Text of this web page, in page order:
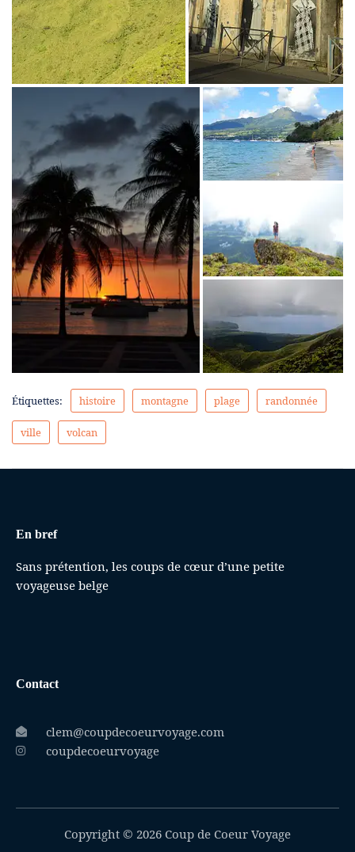
Étiquettes: histoire montagne plage randonnée
ville volcan
En bref
Sans prétention, les coups de cœur d’une petite
voyageuse belge
Contact
clem@coupdecoeurvoyage.com
coupdecoeurvoyage
Copyright © 2026 Coup de Coeur Voyage